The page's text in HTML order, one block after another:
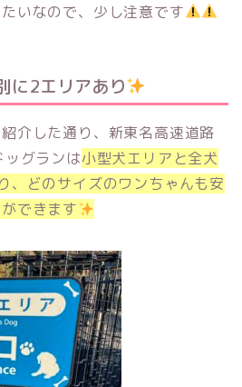
いなので、少し注意です
に2エリアあり
介した通り、新東名高速道路
ッグランは小型犬エリアと全犬
、どのサイズのワンちゃんも安
できます